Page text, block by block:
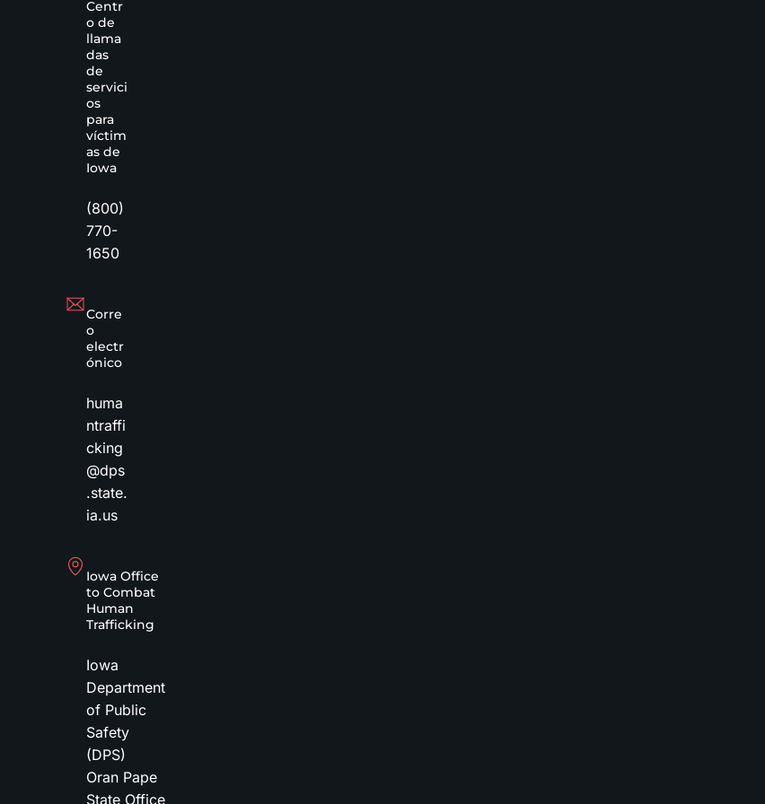
Centr
o de
llama
das
de
servici
os
para
víctim
as de
Iowa
(800)
770-
1650
Corre
o
electr
ónico
huma
ntraffi
cking
@dps
.state.
ia.us
Iowa Office
to Combat
Human
Trafficking
Iowa
Department
of Public
Safety
(DPS)
Oran Pape
State Office